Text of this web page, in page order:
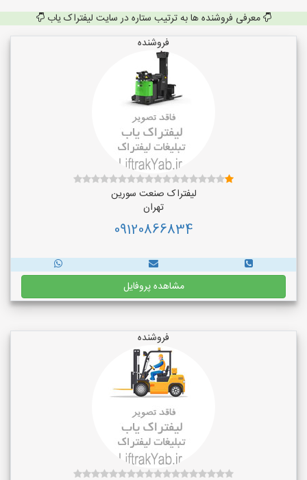
معرفی فروشنده ها به ترتیب ستاره در سایت لیفتراک یاب
فروشنده
لیفتراک صنعت سورین
تهران
09120866834
مشاهده پروفایل
فروشنده